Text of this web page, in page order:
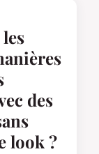
des
look ?